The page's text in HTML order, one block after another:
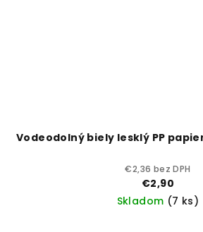
Vodeodolný biely lesklý PP
€2,36 bez DPH
€2,90
Skladom (7 ks)